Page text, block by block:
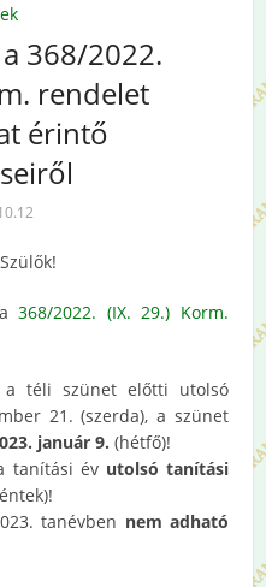
368/2022.
rendelet
érintő
a368/2022. (IX. 29.) Korm.
a téli szünet előtti utolsó
21. (szerda), a szünet
január 9. (hétfő)!
tanítási év utolsó tanítási
tanévben nem adható